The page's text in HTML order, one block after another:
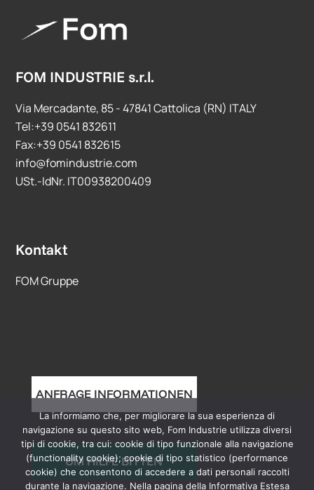
FOM INDUSTRIE s.r.l.
Via Mercadante, 85 - 47841 Cattolica (RN) ITALY
Tel:+39 0541 832611
Fax:+39 0541 832615
info@fomindustrie.com
USt.-IdNr. IT00938200409
Kontakt
FOM Gruppe
ANFRAGE INFORMATIONEN
UM HILFE BITTEN
La informiamo che, per migliorare la sua esperienza di
navigazione su questo sito web, Fom Industrie utilizza diversi
tipi di cookie, tra cui: cookie di tipo funzionale alla navigazione
(functionality cookie); cookie di tipo statistico (performance
cookie) che consentono di accedere a dati personali raccolti
durante la navigazione. Nella pagina della Informativa Estesa